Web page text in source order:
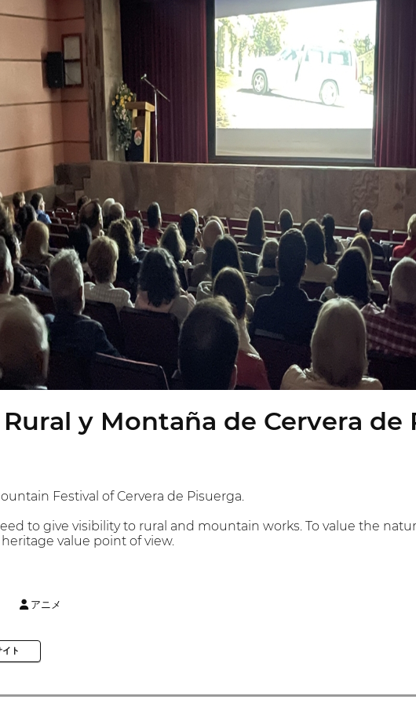
y Montaña de Cervera de
Festival of Cervera de Pisuerga.
to give visibility to rural and mountain works. To value the
value point of view.
アニメ
ト